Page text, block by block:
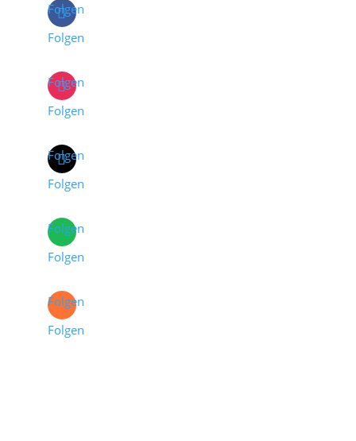
Folgen
Folgen
Folgen
Folgen
Folgen
Folgen
Folgen
Folgen
Folgen
Folgen